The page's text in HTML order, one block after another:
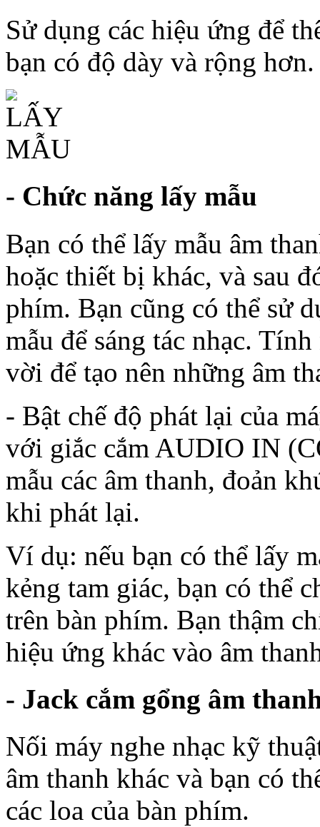
Sử dụng các hiệu ứng để
bạn có độ dày và rộng hơn.
- Chức năng lấy mẫu
Bạn có thể lấy mẫu âm
hoặc thiết bị khác, và sau
phím. Bạn cũng có thể sử
mẫu để sáng tác nhạc.
vời để tạo nên những âm
- Bật chế độ phát lại của
với giắc cắm AUDIO IN
mẫu các âm thanh, đoản
khi phát lại.
Ví dụ: nếu bạn có thể lấy
kẻng tam giác, bạn có thể
trên bàn phím. Bạn thậm
hiệu ứng khác vào âm
- Jack cắm gổng âm
Nối máy nghe nhạc kỹ
âm thanh khác và bạn có
các loa của bàn phím.